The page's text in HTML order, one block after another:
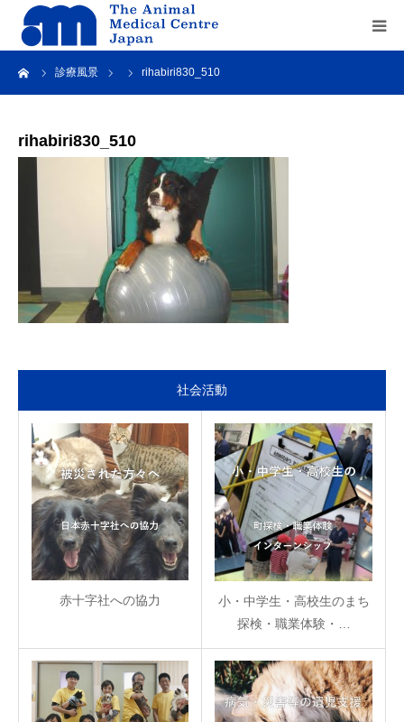
診療風景 rihabiri830_510
rihabiri830_510
社会活動
赤十字社への協力
小・中学生・高校生のまち
探検・職業体験・…
Home
contact us